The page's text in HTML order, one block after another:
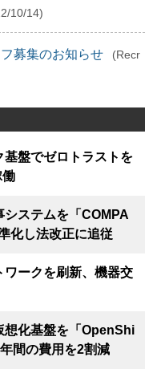
10/14)
募集のお知らせ
(Recr
盤でゼロトラストを
ステムを「COMPA
化し法改正に追従
ークを刷新、機器交
想化基盤を「OpenShi
間の費用を2割減